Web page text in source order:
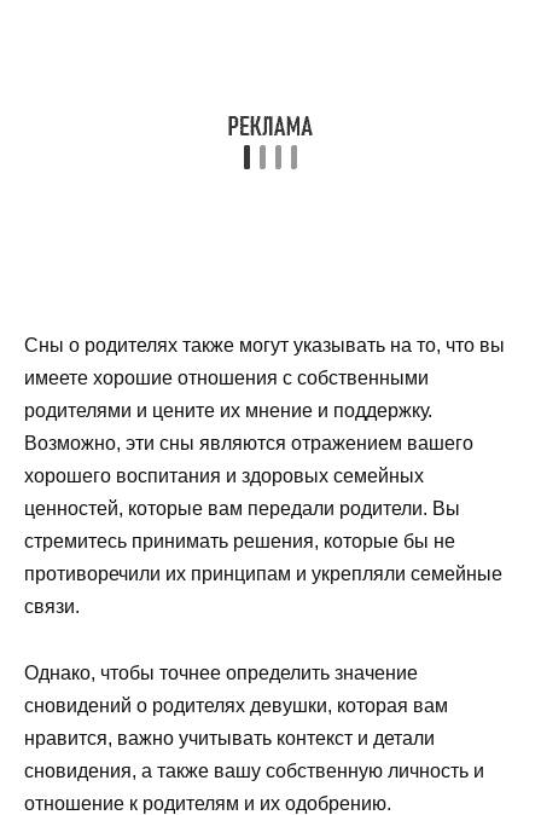
Сны о родителях также могут указывать на то, что вы
имеете хорошие отношения с собственными
родителями и цените их мнение и поддержку.
Возможно, эти сны являются отражением вашего
хорошего воспитания и здоровых семейных
ценностей, которые вам передали родители. Вы
стремитесь принимать решения, которые бы не
противоречили их принципам и укрепляли семейные
связи.
Однако, чтобы точнее определить значение
сновидений о родителях девушки, которая вам
нравится, важно учитывать контекст и детали
сновидения, а также вашу собственную личность и
отношение к родителям и их одобрению.